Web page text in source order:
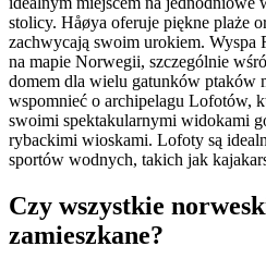
stolicy. Håøya oferuje piękne plaże
zachwycają swoim urokiem. Wyspa
na mapie Norwegii, szczególnie
domem dla wielu gatunków ptaków
wspomnieć o archipelagu Lofotów,
swoimi spektakularnymi widokami
rybackimi wioskami. Lofoty są
sportów wodnych, takich jak
Czy wszystkie
zamieszkane?